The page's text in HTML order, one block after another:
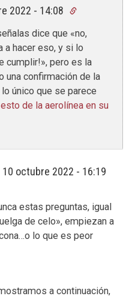
2022 - 14:08
dice que «no,
a hacer eso, y si lo
cumplir!», pero es la
una confirmación de la
único que se parece
esto de la aerolínea en su
10 octubre 2022 - 16:19
estas preguntas, igual
de celo», empiezan a
lo que es peor
a continuación,